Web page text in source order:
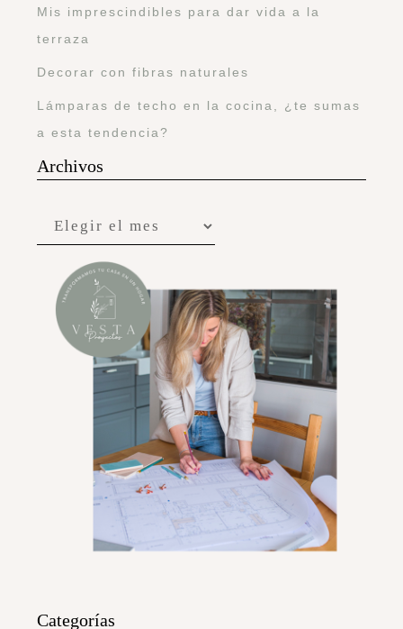
Mis imprescindibles para dar vida a la
terraza
Decorar con fibras naturales
Lámparas de techo en la cocina, ¿te sumas
a esta tendencia?
Archivos
Categorías